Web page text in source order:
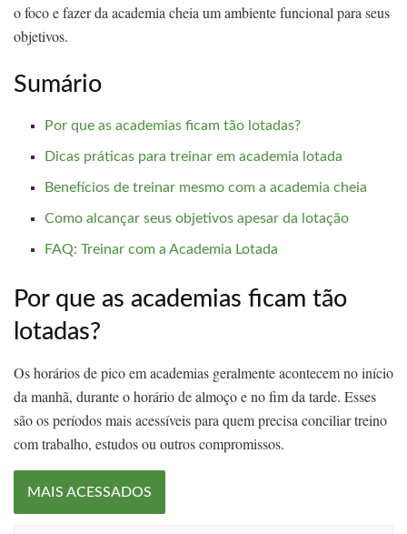
o foco e fazer da academia cheia um ambiente funcional para seus
objetivos.
Sumário
Por que as academias ficam tão lotadas?
Dicas práticas para treinar em academia lotada
Benefícios de treinar mesmo com a academia cheia
Como alcançar seus objetivos apesar da lotação
FAQ: Treinar com a Academia Lotada
Por que as academias ficam tão
lotadas?
Os horários de pico em academias geralmente acontecem no início
da manhã, durante o horário de almoço e no fim da tarde. Esses
são os períodos mais acessíveis para quem precisa conciliar treino
com trabalho, estudos ou outros compromissos.
MAIS ACESSADOS